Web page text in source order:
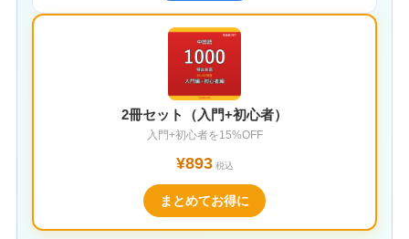
2冊セット（入門+初心者）
入門+初心者を15%OFF
¥893税込
まとめてお得に